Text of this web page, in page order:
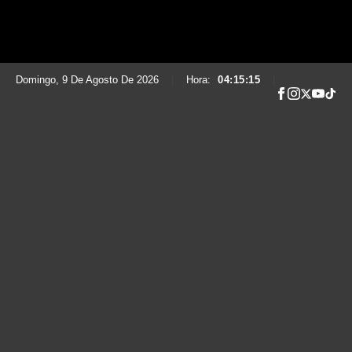
Domingo, 9 De Agosto De 2026 Hora: 04:15:16